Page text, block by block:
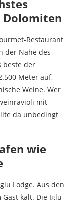
Dolomiten
Restaurant
der Nähe des
beste der
Meter auf,
Weine. Wer
mit
da unbedingt
wie
Lodge. Aus den
kalt. Die Iglu